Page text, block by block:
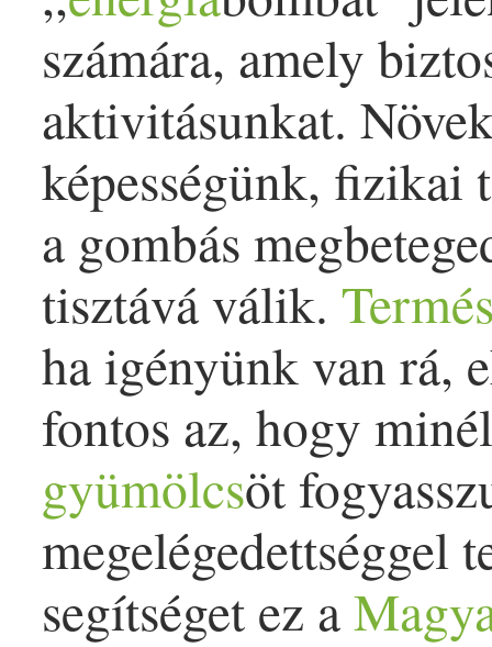
számára, amely
aktivitásunkat.
képességünk, fizikai
a gombás
tisztává válik.
ha igényünk van rá,
fontos az, hogy
gyümölcsöt
megelégedettséggel
segítséget ez a